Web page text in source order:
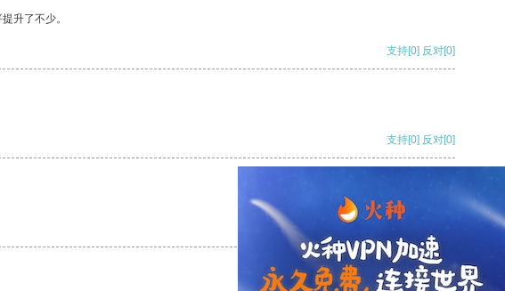
升了不少。
支持[0] 反对[0]
支持[0] 反对[0]